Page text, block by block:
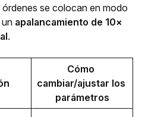
se colocan en modo
apalancamiento de 10×
.
Cómo
cambiar/ajustar los
parámetros